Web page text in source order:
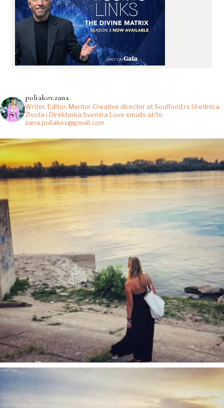
poliakov.zana
Writer, Editor, Mentor Creative director at Soulfood.rs Urednica
Života i Direktorka Svemira Love emails at/to
zana.poliakov@gmail.com